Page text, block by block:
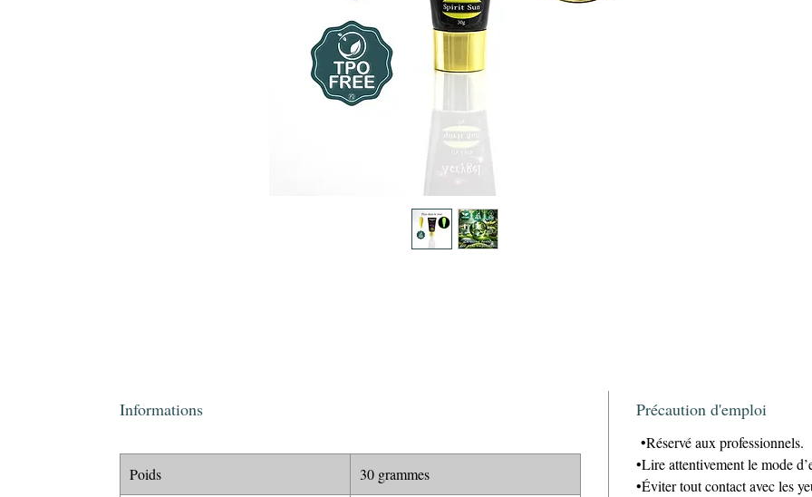
Informations
Poids 30 grammes
Précaution d'emploi
•Réservé aux professionnels.
•Lire attentivement le mode
•Éviter tout contact avec les